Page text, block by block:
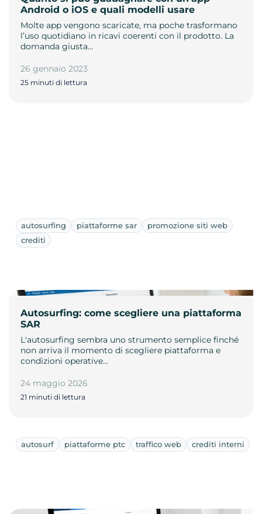
Android o iOS e quali modelli usare
Molte app vengono scaricate, ma poche trasformano
l’uso quotidiano in ricavi coerenti con il prodotto. La
domanda giusta…
26 gennaio 2023
25 minuti di lettura
autosurfing piattaforme sar
promozione siti web
crediti
Autosurfing: come scegliere una piattaforma
SAR
L'autosurfing sembra uno strumento semplice finché
non arriva il momento di scegliere piattaforma e
condizioni operative…
24 maggio 2026
21 minuti di lettura
autosurf piattaforme ptc traffico web crediti interni